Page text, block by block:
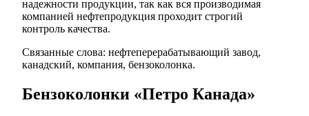
надежности продукции, так как вся производимая
компанией нефтепродукция проходит строгий
контроль качества.
Связанные слова: нефтеперерабатывающий завод,
канадский, компания, бензоколонка.
Бензоколонки «Петро Канада»